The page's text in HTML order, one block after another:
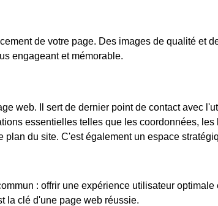
de votre page. Des images de qualité et
engageant et mémorable.
web. Il sert de dernier point de contact avec
essentielles telles que les coordonnées, les
du site. C'est également un espace
: offrir une expérience utilisateur optimale
la clé d'une page web réussie.